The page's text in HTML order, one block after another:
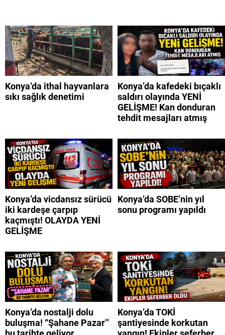
Konya’da ithal hayvanlara
sıkı sağlık denetimi
Konya’da kafedeki bıçaklı
saldırı olayında YENİ
GELİŞME! Kan donduran
tehdit mesajları atmış
Konya’da vicdansız sürücü
iki kardeşe çarpıp
kaçmıştı! OLAYDA YENİ
GELİŞME
Konya’da SOBE’nin yıl
sonu programı yapıldı
Konya’da nostalji dolu
buluşma! “Şahane Pazar’’
Konya’da TOKİ
şantiyesinde korkutan